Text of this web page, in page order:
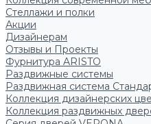
Стеллажи и полки
Акции
Дизайнерам
Отзывы и Проекты
Фурнитура ARISTO
Раздвижные системы
Раздвижная система
Коллекция дизайнерских
Коллекция раздвижных